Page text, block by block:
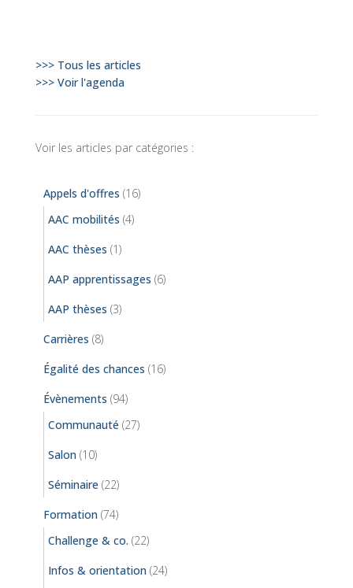
>>> Tous les articles
>>> Voir l'agenda
Voir les articles par catégories :
Appels d'offres (16)
AAC mobilités (4)
AAC thèses (1)
AAP apprentissages (6)
AAP thèses (3)
Carrières (8)
Égalité des chances (16)
Évènements (94)
Communauté (27)
Salon (10)
Séminaire (22)
Formation (74)
Challenge & co. (22)
Infos & orientation (24)